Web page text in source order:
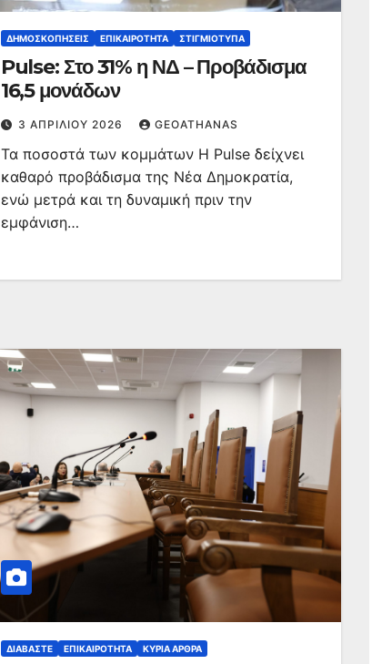
ΔΗΜΟΣΚΟΠΉΣΕΙΣ ΕΠΙΚΑΙΡΌΤΗΤΑ ΣΤΙΓΜΙΌΤΥΠΑ
Pulse: Στο 31% η ΝΔ – Προβάδισμα
16,5 μονάδων
3 ΑΠΡΙΛΊΟΥ 2026 GEOATHANAS
Τα ποσοστά των κομμάτων Η Pulse δείχνει
καθαρό προβάδισμα της Νέα Δημοκρατία,
ενώ μετρά και τη δυναμική πριν την
εμφάνιση…
ΔΙΑΒΆΣΤΕ ΕΠΙΚΑΙΡΌΤΗΤΑ ΚΥΡΙΑ ΑΡΘΡΑ